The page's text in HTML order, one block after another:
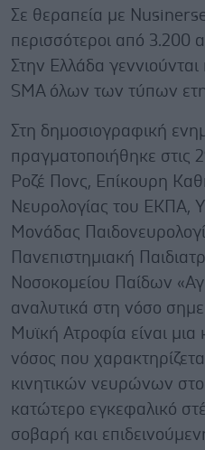
Σε θεραπεία με
περισσότεροι από 3.200
Στην Ελλάδα
SMA όλων των τύπων
Στη δημοσιογραφική
πραγματοποιήθηκε στις
Ροζέ Πονς, Επίκουρη
Νευρολογίας του ΕΚΠΑ,
Μονάδας
Πανεπιστημιακή
Νοσοκομείου Παίδων
αναλυτικά στη νόσο
Μυϊκή Ατροφία είναι μια
νόσος που
κινητικών νευρώνων στο
κατώτερο εγκεφαλικό
σοβαρή και